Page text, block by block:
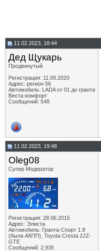
11.02.2023, 18:44
Дед Щукарь
Продвинутый
Регистрация: 11.09.2020
Адрес: регион 56
Автомобиль: LADA от 01 до гранта
Веста комфорт
Сообщений: 548
11.02.2023, 19:48
Oleg08
Супер Модератор
Регистрация: 28.06.2015
Адрес: Элиста
Автомобиль: Гранта-Спорт 1.8
(была АКПП), Toyota Cresta 2JZ-
GTE
Сообщений: 2,935